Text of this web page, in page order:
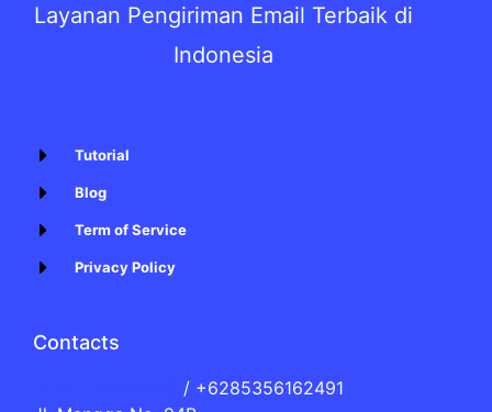
Layanan Pengiriman Email Terbaik di
Indonesia
Tutorial
Blog
Term of Service
Privacy Policy
Contacts
/ +6285356162491